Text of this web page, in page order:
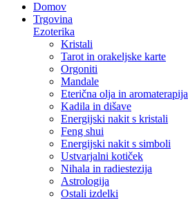
Domov
Trgovina
Ezoterika
Kristali
Tarot in orakeljske karte
Orgoniti
Mandale
Eterična olja in aromaterapija
Kadila in dišave
Energijski nakit s kristali
Feng shui
Energijski nakit s simboli
Ustvarjalni kotiček
Nihala in radiestezija
Astrologija
Ostali izdelki